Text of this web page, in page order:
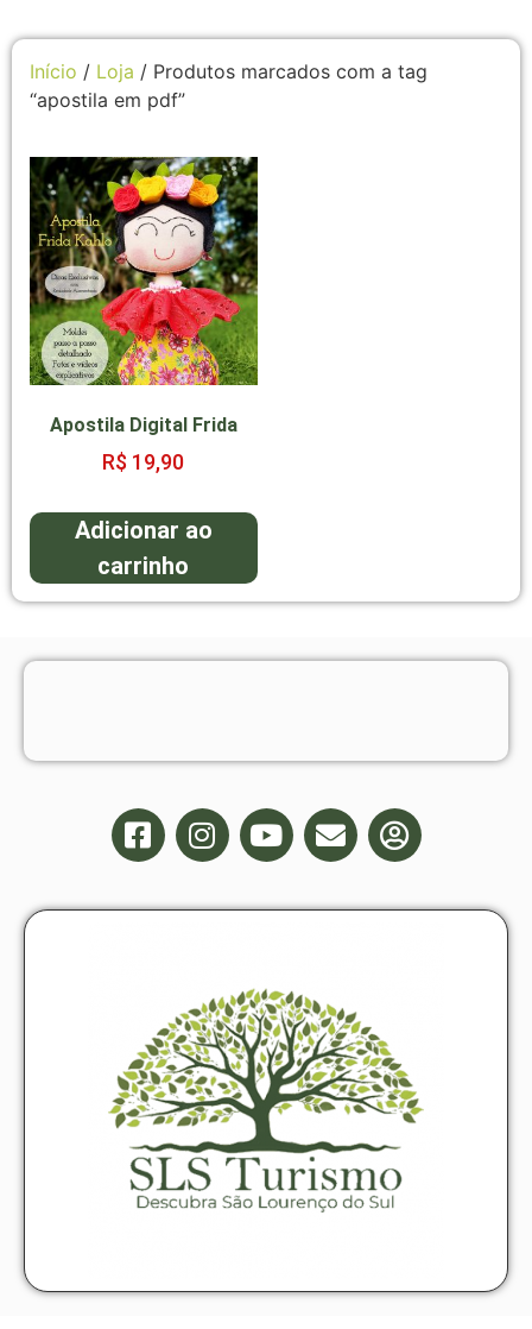
Início / Loja / Produtos marcados com a tag
“apostila em pdf”
Apostila Digital Frida
R$ 19,90
Adicionar ao
carrinho